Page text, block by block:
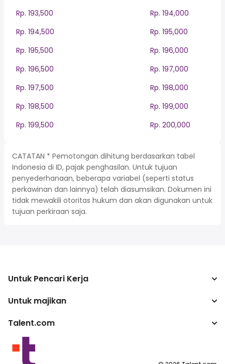
Rp. 193,500
Rp. 194,000
Rp. 194,500
Rp. 195,000
Rp. 195,500
Rp. 196,000
Rp. 196,500
Rp. 197,000
Rp. 197,500
Rp. 198,000
Rp. 198,500
Rp. 199,000
Rp. 199,500
Rp. 200,000
CATATAN * Pemotongan dihitung berdasarkan tabel
Indonesia di ID, pajak penghasilan. Untuk tujuan
penyederhanaan, beberapa variabel (seperti status
perkawinan dan lainnya) telah diasumsikan. Dokumen ini
tidak mewakili otoritas hukum dan akan digunakan untuk
tujuan perkiraan saja.
Untuk Pencari Kerja
Mencari pekerjaan
Untuk majikan
Perusahaan
program penerbit
Talent.com
Lebih banyak negara
Ketentuan Layanan